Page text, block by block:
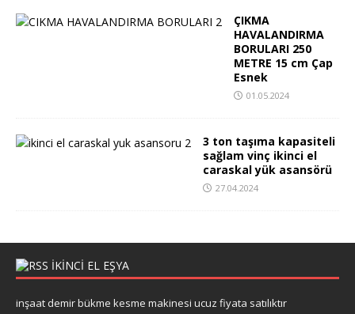
ÇIKMA
HAVALANDIRMA
BORULARI 250
METRE 15 cm Çap
Esnek
01.05.2024
3 ton taşıma kapasiteli
sağlam vinç ikinci el
caraskal yük asansörü
27.04.2024
IKINCI EL EŞYA
inşaat demir bükme kesme makinesi ucuz fiyata satılıktır